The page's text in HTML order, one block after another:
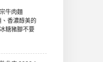
牛肉麵
香濃醇美的
糖豬腳不要